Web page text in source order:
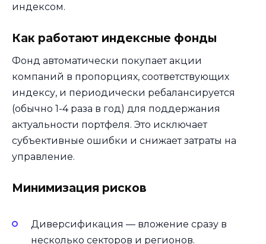
индексом.
Как работают индексные фонды
Фонд автоматически покупает акции
компаний в пропорциях, соответствующих
индексу, и периодически ребалансируется
(обычно 1-4 раза в год) для поддержания
актуальности портфеля. Это исключает
субъективные ошибки и снижает затраты на
управление.
Минимизация рисков
Диверсификация — вложение сразу в
несколько секторов и регионов.